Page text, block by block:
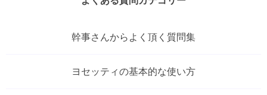
幹事さんからよく頂く質問集
ヨセッティの基本的な使い方